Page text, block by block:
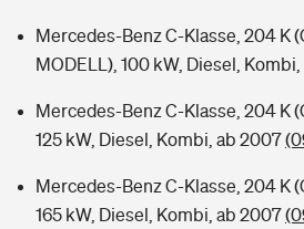
Mercedes-Benz C-Klasse, 204 K
MODELL), 100 kW, Diesel,
Mercedes-Benz C-Klasse, 204 K
125 kW, Diesel, Kombi, ab 2007
Mercedes-Benz C-Klasse, 204 K
165 kW, Diesel, Kombi, ab 2007